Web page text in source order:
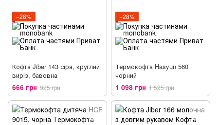
−28%
Кофта Jiber 143 сіра, круглий
виріз, бавовна
666 грн 925 грн
−28%
Термокофта Hasyun 560
чорний
1 098 грн 1 525 грн